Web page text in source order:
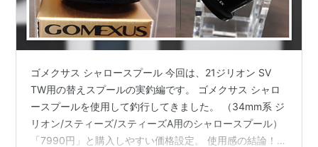
ゴメクサス シャロースプール 今回は、21ジリオン SV
TW用の替えスプールの実釣編です。 ゴメクサス シャロ
ースプールを使用して釣行してきました。 （34mm系 ジ
リオン/スティーズ/スティーズA用のシャロースプール）
「7990円」と購入しやすい価格設定。 使用感の結論！